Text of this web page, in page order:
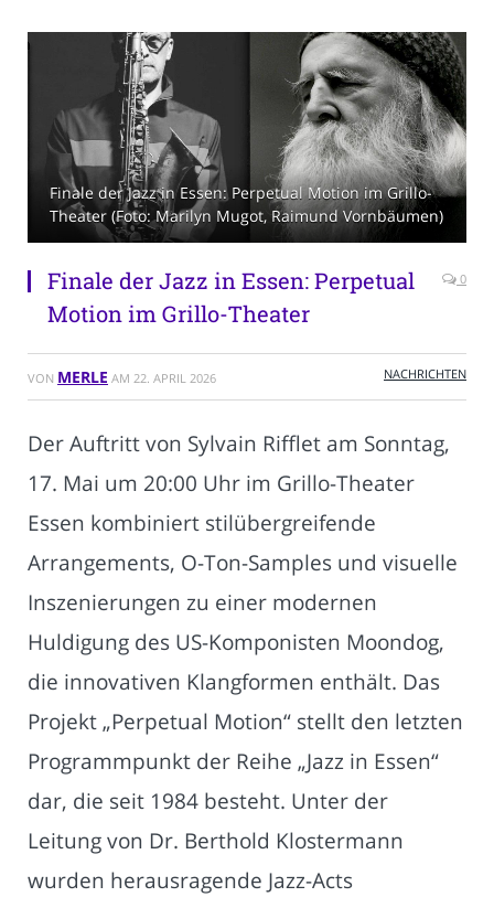
Finale der Jazz in Essen: Perpetual Motion im Grillo-
Theater (Foto: Marilyn Mugot, Raimund Vornbäumen)
Finale der Jazz in Essen: Perpetual
Motion im Grillo-Theater
0
VON MERLE AM 22. APRIL 2026 NACHRICHTEN
Der Auftritt von Sylvain Rifflet am Sonntag,
17. Mai um 20:00 Uhr im Grillo-Theater
Essen kombiniert stilübergreifende
Arrangements, O-Ton-Samples und visuelle
Inszenierungen zu einer modernen
Huldigung des US-Komponisten Moondog,
die innovativen Klangformen enthält. Das
Projekt „Perpetual Motion“ stellt den letzten
Programmpunkt der Reihe „Jazz in Essen“
dar, die seit 1984 besteht. Unter der
Leitung von Dr. Berthold Klostermann
wurden herausragende Jazz-Acts